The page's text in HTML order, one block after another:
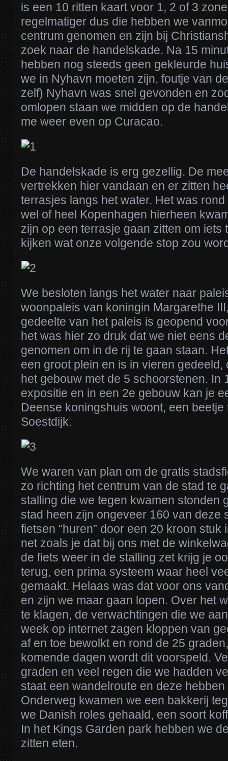
is een 10 ritten kaart voor 1, 2 of 3
regelmatiger dus die hebben we
centrum genomen en zijn bij
zoek naar de handelskade. Na 15
hebben nog steeds geen gekleurde
we in Nyhavn moeten zijn, foutje van
zelf) Nyhavn was snel gevonden en
omlopen staan we midden op de
me weer even op Curacao.
De handelskade is erg gezellig. De
vertrekken hier vandaan en er zitten
terrasjes langs het water. Het was
wel of heel Kopenhagen hierheen
zijn op een terrasje gaan zitten om iets
kijken wat onze volgende stop zou
We besloten langs het water naar
woonpaleis van koningin Margarethe
gedeelte van het paleis is geopend
het was hier zo druk dat we niet eens
genomen om in de rij te gaan staan.
een groot plein en is in vieren gedeeld,
het gebouw met de 5 schoorstenen. In
expositie en in een 2e gebouw kan je
Deense koningshuis woont, een
Soestdijk.
We waren van plan om de gratis
zo richting het centrum van de stad te
stalling die we tegen kwamen stonden
stad heen zijn ongeveer 160 van deze
fietsen “huren” door een 20 kroon stuk
net zoals je dat bij ons met de
de fiets weer in de stalling zet krijg je
terug, een prima systeem waar heel
gemaakt. Helaas was dat voor ons
en zijn we maar gaan lopen. Over het
te klagen, de verwachtingen die we
week op internet zagen kloppen van
af en toe bewolkt en rond de 25
komende dagen wordt dit voorspeld.
graden en veel regen die we hadden
staat een wandelroute en deze
Onderweg kwamen we een bakkerij
we Danish roles gehaald, een soort
In het Kings Garden park hebben we
zitten eten.